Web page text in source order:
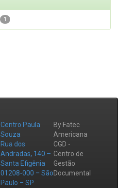
1
Centro Paula
Souza
Rua dos
Andradas, 140 –
Santa Efigênia
01208-000 – São
Paulo – SP
By Fatec
Americana
CGD -
Centro de
Gestão
Documental